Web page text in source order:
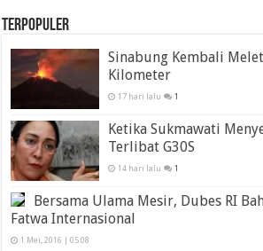
Terpopuler
Sinabung Kembali
Kilometer
17 hari lalu 1
Ketika Sukmawati
Terlibat G30S
14 hari lalu 1
Bersama Ulama Mesir, Dubes RI
Fatwa Internasional
1 Mei, 2016 | 05:08